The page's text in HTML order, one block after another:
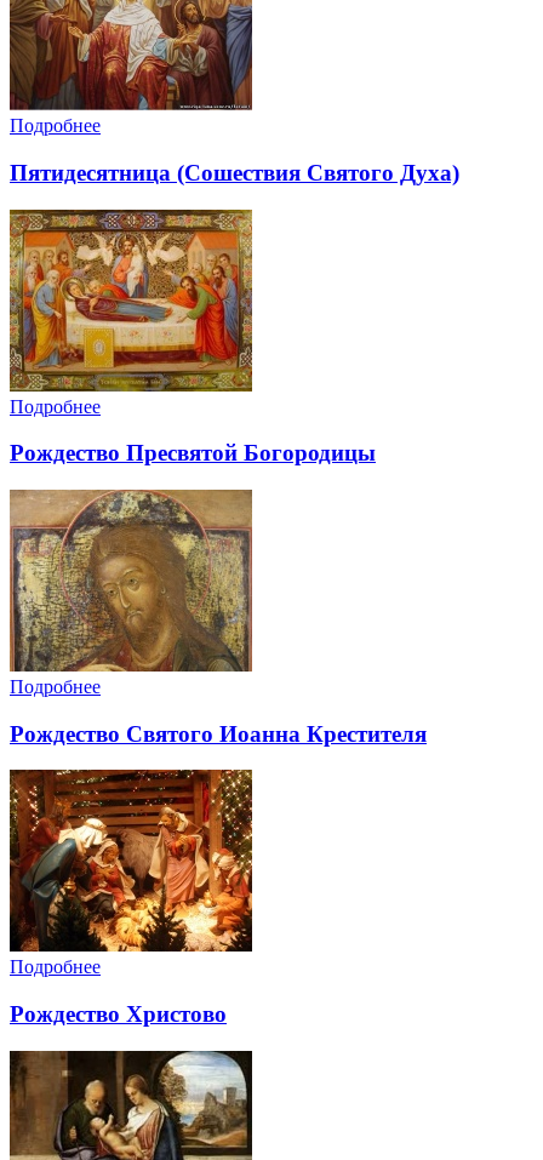
Подробнее
Пятидесятница (Сошествия Святого Духа)
Подробнее
Рождество Пресвятой Богородицы
Подробнее
Рождество Святого Иоанна Крестителя
Подробнее
Рождество Христово